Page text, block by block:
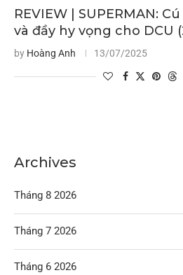
REVIEW | SUPERMAN:
và đầy hy vọng cho DCU
by Hoàng Anh 13/07/2025
Archives
Tháng 8 2026
Tháng 7 2026
Tháng 6 2026